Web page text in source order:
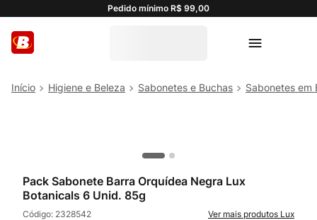
Pedido mínimo R$ 99,00
Higiene e Beleza Sabonetes e Buchas Sabonetes em
Pack Sabonete Barra Orquídea Negra Lux
Botanicals 6 Unid. 85g
Código: 2328542 Lux